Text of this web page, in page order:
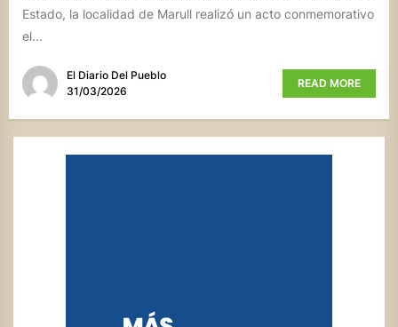
Estado, la localidad de Marull realizó un acto conmemorativo
el...
El Diario Del Pueblo
31/03/2026
READ MORE